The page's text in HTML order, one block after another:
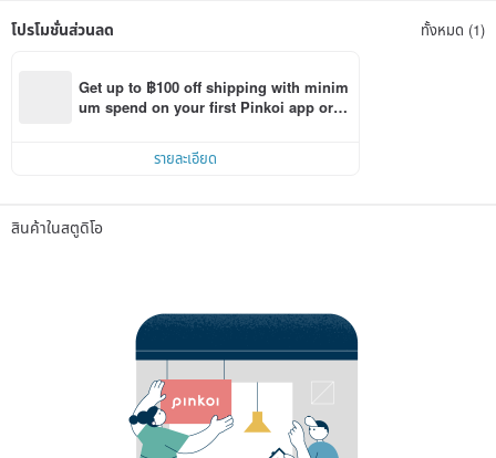
โปรโมชั่นส่วนลด ทั้งหมด (1)
Get up to ฿100 off shipping with minim
um spend on your first Pinkoi app orde
รายละเอียด
สินค้าในสตูดิโอ